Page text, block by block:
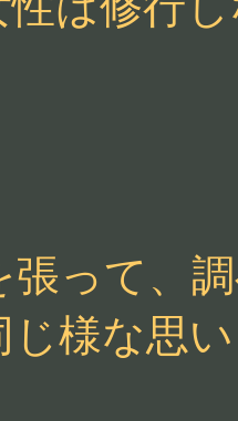
張って、
じ様な思